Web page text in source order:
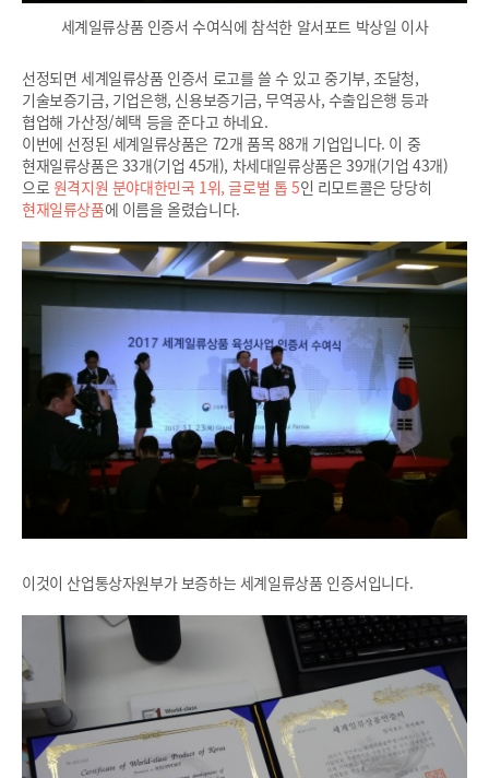
세계일류상품 인증서 수여식에 참석한 알서포트 박상일 이사
선정되면 세계일류상품 인증서 로고를 쓸 수 있고 중기부, 조달청,
기술보증기금, 기업은행, 신용보증기금, 무역공사, 수출입은행 등과
협업해 가산정/혜택 등을 준다고 하네요.
이번에 선정된 세계일류상품은 72개 품목 88개 기업입니다. 이 중
현재일류상품은 33개(기업 45개), 차세대일류상품은 39개(기업 43개)
으로 원격지원 분야대한민국 1위, 글로벌 톱 5인 리모트콜은 당당히
현재일류상품에 이름을 올렸습니다.
이것이 산업통상자원부가 보증하는 세계일류상품 인증서입니다.